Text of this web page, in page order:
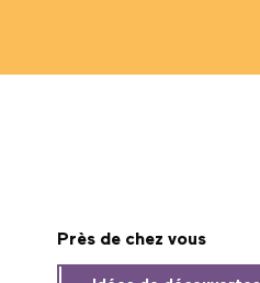
Près de chez vous